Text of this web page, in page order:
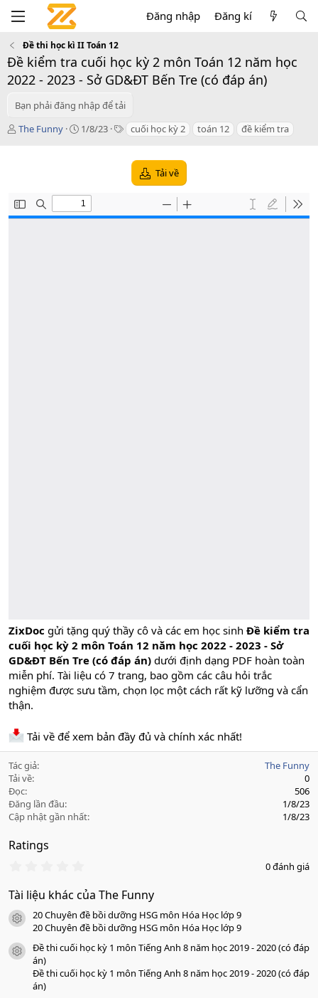
Đăng nhập Đăng kí
Đề thi học kì II Toán 12
Đề kiểm tra cuối học kỳ 2 môn Toán 12 năm học
2022 - 2023 - Sở GD&ĐT Bến Tre (có đáp án)
Bạn phải đăng nhập để tải
T
The Funny
C
o
n
1/8/23
T cuối học kỳ 2 toán 12 đề kiểm tra
Tải về
ZixDoc gửi tặng quý thầy cô và các em học sinh Đề kiểm tra
cuối học kỳ 2 môn Toán 12 năm học 2022 - 2023 - Sở
GD&ĐT Bến Tre (có đáp án) dưới định dạng PDF hoàn toàn
miễn phí. Tài liệu có 7 trang, bao gồm các câu hỏi trắc
nghiệm được sưu tầm, chọn lọc một cách rất kỹ lưỡng và cẩn
thận.
Tải về để xem bản đầy đủ và chính xác nhất!
Tác giả
The Funny
Tải về
0
Đọc
506
Đăng lần đầu
1/8/23
Cập nhật gần nhất
1/8/23
Ratings
0
0
s
a
o
0 đánh giá
Tài liệu khác của The Funny
icon tài liệu
20 Chuyên đề bồi dưỡng HSG môn Hóa Học lớp 9
20 Chuyên đề bồi dưỡng HSG môn Hóa Học lớp 9
icon tài liệu
Đề thi cuối học kỳ 1 môn Tiếng Anh 8 năm học 2019 - 2020 (có đáp
án)
Đề thi cuối học kỳ 1 môn Tiếng Anh 8 năm học 2019 - 2020 (có đáp
án)